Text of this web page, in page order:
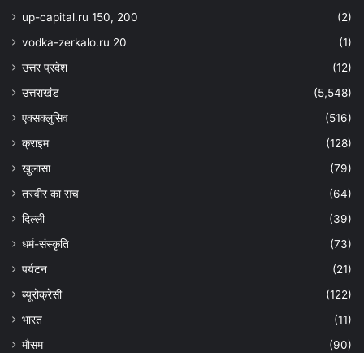
up-capital.ru 150, 200
(2)
vodka-zerkalo.ru 20
(1)
उत्तर प्रदेश
(12)
उत्तराखंड
(5,548)
एक्सक्लुसिव
(516)
क्राइम
(128)
खुलासा
(79)
तस्वीर का सच
(64)
दिल्ली
(39)
धर्म-संस्कृति
(73)
पर्यटन
(21)
ब्यूरोक्रेसी
(122)
भारत
(11)
मौसम
(90)